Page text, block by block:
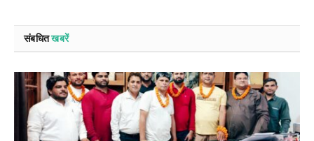
संबधितखबरें